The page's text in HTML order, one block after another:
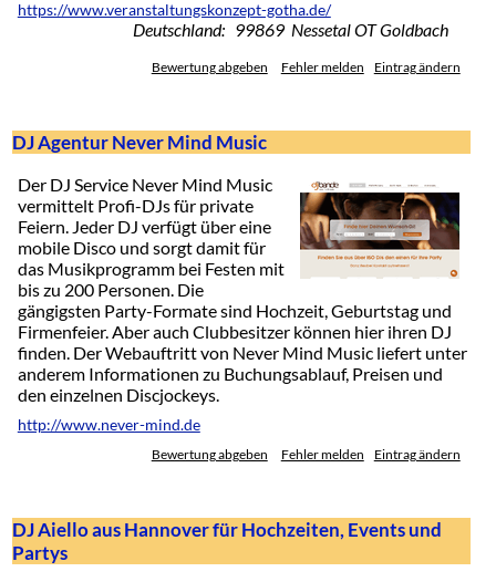
https://www.veranstaltungskonzept-gotha.de/
Deutschland: 99869 Nessetal OT Goldbach
Bewertung abgeben Fehler melden Eintrag ändern
DJ Agentur Never Mind Music
Der DJ Service Never Mind Music
vermittelt Profi-DJs für private
Feiern. Jeder DJ verfügt über eine
mobile Disco und sorgt damit für
das Musikprogramm bei Festen mit
bis zu 200 Personen. Die
gängigsten Party-Formate sind Hochzeit, Geburtstag und
Firmenfeier. Aber auch Clubbesitzer können hier ihren DJ
finden. Der Webauftritt von Never Mind Music liefert unter
anderem Informationen zu Buchungsablauf, Preisen und
den einzelnen Discjockeys.
http://www.never-mind.de
Bewertung abgeben Fehler melden Eintrag ändern
DJ Aiello aus Hannover für Hochzeiten, Events und
Partys